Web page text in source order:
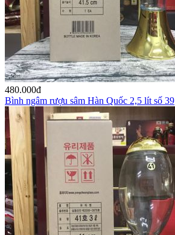
480.000đ
Bình ngâm rượu sâm Hàn Quốc 2,5 lít số 39